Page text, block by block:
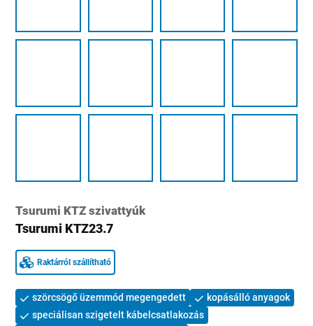
Tsurumi KTZ szivattyúk
Tsurumi KTZ23.7
Raktárról szállítható
szörcsögő üzemmód megengedett
kopásálló anyagok
speciálisan szigetelt kábelcsatlakozás